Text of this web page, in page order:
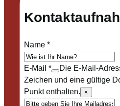
Name*
E-Mail *
Die E-Mail-
Zeichen und eine gültige
Punkt enthalten.
×